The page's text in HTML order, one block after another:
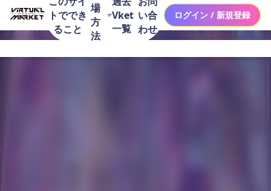
トででき
ること
場
方
法
Vket
一覧
い合
わせ
ログイン / 新規登録